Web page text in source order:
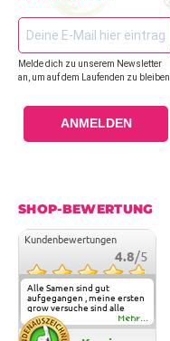
Melde dich zu unserem Newsletter
an, um auf dem Laufenden zu bleiben.
ANMELDEN
SHOP-BEWERTUNG
Kundenbewertungen
4.8/5
Alle Samen sind gut
aufgegangen , meine ersten
grow versuche sind alle
geglückt. Die Sorten und
Anbieter Vielfalt
überzeugen sehr . Werde
Mehr...